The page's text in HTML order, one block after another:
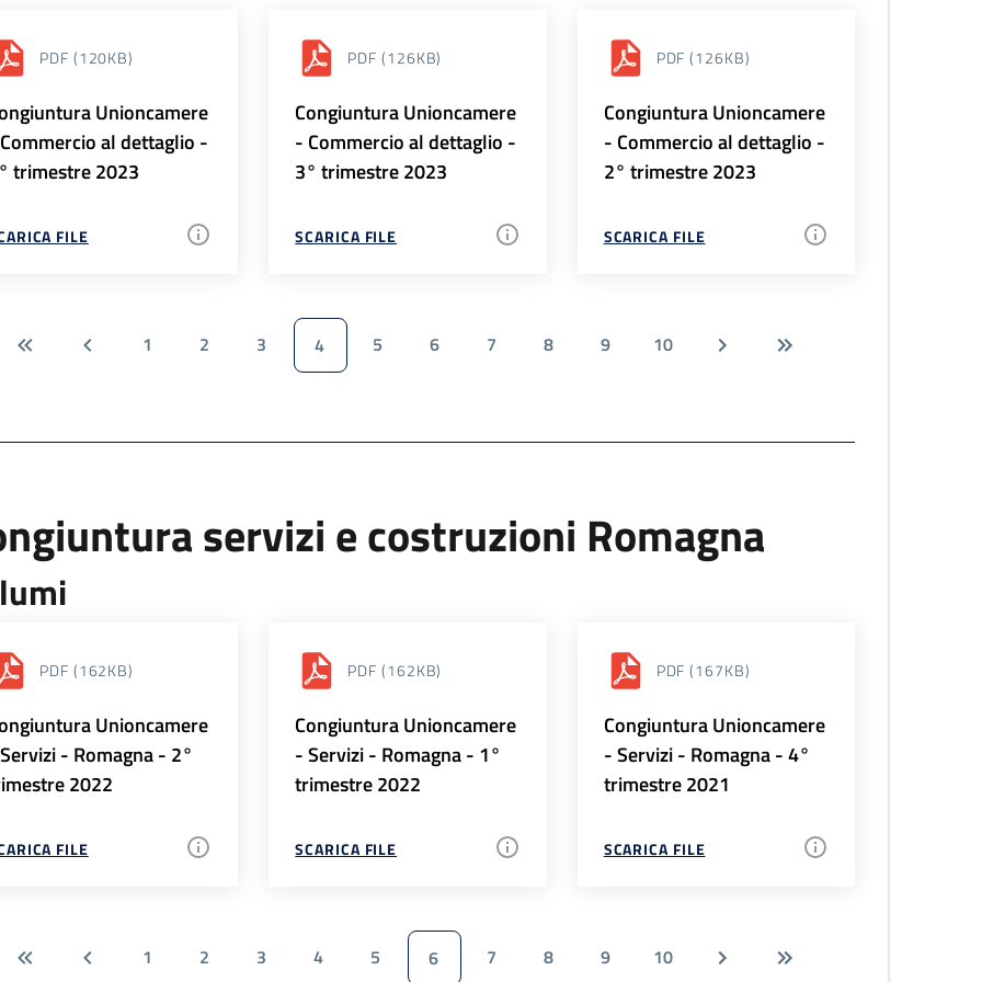
PDF (120KB)
Unioncamere
al dettaglio -
trimestre 2023
FILE
PDF (126KB)
Congiuntura Unioncamere
- Commercio al dettaglio -
3° trimestre 2023
SCARICA FILE
PDF (126KB)
Congiuntura Unioncamere
- Commercio al dettaglio -
2° trimestre 2023
SCARICA FILE
1 2 3 4 5 6 7 8 9 10
servizi e costruzioni Romagna
PDF (162KB)
Unioncamere
- Romagna - 2°
2022
FILE
PDF (162KB)
Congiuntura Unioncamere
- Servizi - Romagna - 1°
trimestre 2022
SCARICA FILE
PDF (167KB)
Congiuntura Unioncamere
- Servizi - Romagna - 4°
trimestre 2021
SCARICA FILE
1 2 3 4 5 6 7 8 9 10